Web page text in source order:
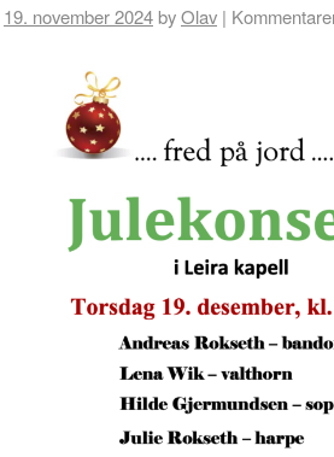
19. november 2024byOlav |